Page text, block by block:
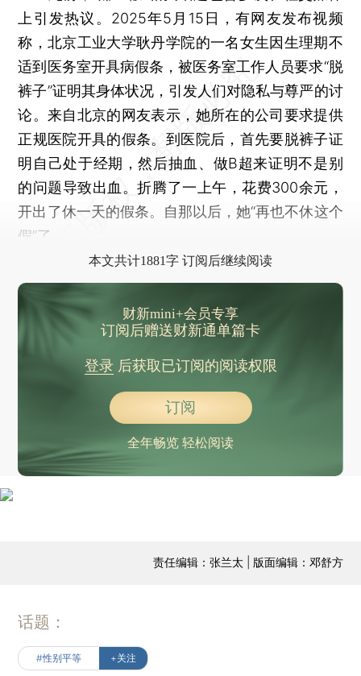
上引发热议。2025年5月15日，有网友发布视频
称，北京工业大学耿丹学院的一名女生因生理期不
适到医务室开具病假条，被医务室工作人员要求“脱
裤子”证明其身体状况，引发人们对隐私与尊严的讨
论。来自北京的网友表示，她所在的公司要求提供
正规医院开具的假条。到医院后，首先要脱裤子证
明自己处于经期，然后抽血、做B超来证明不是别
的问题导致出血。折腾了一上午，花费300余元，
开出了休一天的假条。自那以后，她“再也不休这个
假”了。
本文共计1881字 订阅后继续阅读
财新mini+会员专享
订阅后赠送财新通单篇卡
登录后获取已订阅的阅读权限
订阅
全年畅览 轻松阅读
责任编辑：张兰太 | 版面编辑：邓舒方
话题：
#性别平等 +关注